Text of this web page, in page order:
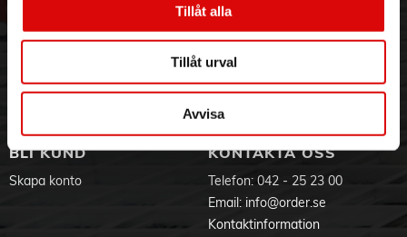
Tillåt alla
Tillåt urval
Avvisa
- Enkel användning - Ställ helt enkelt in temperaturen med
- Smidig rengöring - Tack vare enkel montering och
användning
Visselblåsning
Aktuellt på Order
Ansökan om RMA
Godsefterlysning & Felleverans
Integritetspolicy
Om cookies
BLI KUND
Skapa konto
KONTAKTA OSS
Telefon: 042 - 25 23 00
Email: info@order.se
Kontaktinformation